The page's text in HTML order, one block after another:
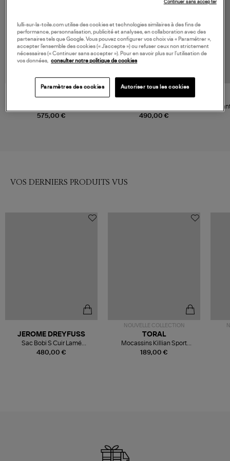
575,00 €
MAX MARA
490,00 €
MOLLI
VOS DERNIERS PRODUITS VUS
480,00 €
JEROME DREYFUSS
Sac Bobi S Cuir Lamé
Champagne
NOUVELLE COLLECTION
189,00 €
TORAL
Mocassins Killian Sport
Mousse
lulli-sur-la-toile.com utilise des cookies et technologies similaires à des fins de
performance, personnalisation, publicité et analyses, en collaboration avec des
partenaires tels que Google. Vous pouvez configurer vos choix via « Paramétrer »,
accepter l’ensemble des cookies (« J’accepte ») ou refuser ceux non strictement
nécessaires (« Continuer sans accepter »). Pour en savoir plus sur l’utilisation de
vos données, consulter notre politique de cookies
Paramètres des cookies Autoriser tous les cookies
Continuer sans accepter